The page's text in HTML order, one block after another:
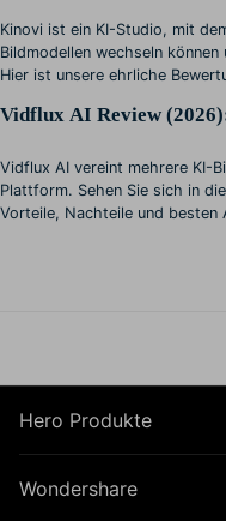
Kinovi ist ein KI-Studio, mit
Bildmodellen wechseln
Hier ist unsere ehrliche
Vidflux AI Review
Vidflux AI vereint mehrere KI-
Plattform. Sehen Sie sich in
Vorteile, Nachteile und besten
Hero Produkte
Wondershare